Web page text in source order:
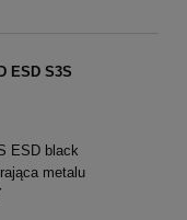
ESD S3S
ESD black
metalu